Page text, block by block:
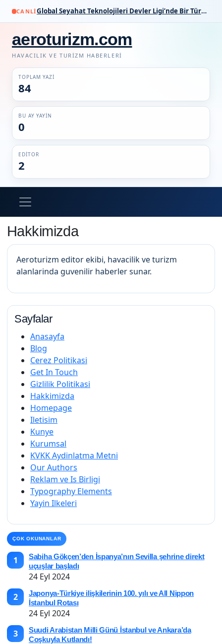
CANLI Global Seyahat Teknolojileri Devler Ligi’nde Bir Türk İmzası
aeroturizm.com
HAVACILIK VE TURIZM HABERLERI
TOPLAM YAZI
84
BU AY YAYIN
0
EDITOR
2
Hakkimizda
Aeroturizm editor ekibi, havacilik ve turizm
alanlarinda guvenilir haberler sunar.
Sayfalar
Anasayfa
Blog
Cerez Politikasi
Get In Touch
Gizlilik Politikasi
Hakkimizda
Homepage
Iletisim
Kunye
Kurumsal
KVKK Aydinlatma Metni
Our Authors
Reklam ve Is Birligi
Typography Elements
Yayin Ilkeleri
ÇOK OKUNANLAR
1
Sabiha Gökçen’den İspanya’nın Sevilla şehrine direkt
uçuşlar başladı
24 Eyl 2024
2
Japonya-Türkiye ilişkilerinin 100. yılı ve All Nippon
İstanbul Rotası
24 Eyl 2024
3
Suudi Arabistan Milli Günü İstanbul ve Ankara’da
Coşkuyla Kutlandı!